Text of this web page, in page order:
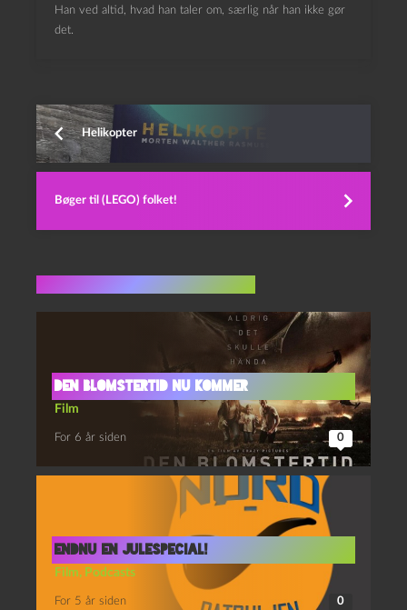
Han ved altid, hvad han taler om, særlig når han ikke gør
det.
Helikopter
Bøger til (LEGO) folket!
Den blomstertid nu kommer
Film
For 6 år siden 0
Endnu en julespecial!
Film, Podcasts
For 5 år siden 0